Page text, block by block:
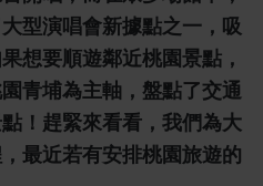
型演唱會新據點之一，吸
想要順遊鄰近桃園景點，
青埔為主軸，盤點了交通
！趕緊來看看，我們為大
最近若有安排桃園旅遊的